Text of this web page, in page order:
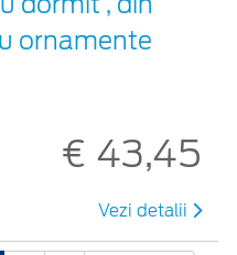
ornamente
€ 43,45
Vezi detalii